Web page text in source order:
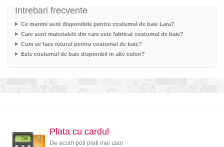
Intrebari frecvente
Ce marimi sunt disponibile pentru costumul de baie Lara?
Care sunt materialele din care este fabricat costumul de baie?
Cum se face returul pentru costumul de baie?
Este costumul de baie disponibil in alte culori?
Plata cu cardul
De acum poti plati mai usor